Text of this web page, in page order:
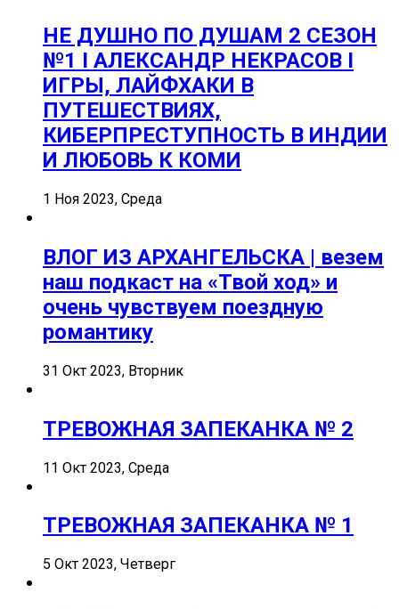
НЕ ДУШНО ПО ДУШАМ 2 СЕЗОН
№1 I АЛЕКСАНДР НЕКРАСОВ I
ИГРЫ, ЛАЙФХАКИ В
ПУТЕШЕСТВИЯХ,
КИБЕРПРЕСТУПНОСТЬ В ИНДИИ
И ЛЮБОВЬ К КОМИ
1 Ноя 2023, Среда
ВЛОГ ИЗ АРХАНГЕЛЬСКА | везем
наш подкаст на «Твой ход» и
очень чувствуем поездную
романтику
31 Окт 2023, Вторник
ТРЕВОЖНАЯ ЗАПЕКАНКА № 2
11 Окт 2023, Среда
ТРЕВОЖНАЯ ЗАПЕКАНКА № 1
5 Окт 2023, Четверг